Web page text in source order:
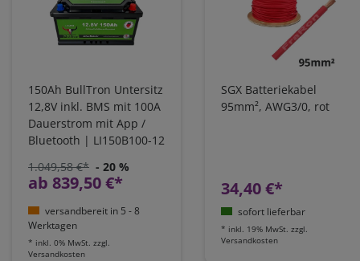
150Ah BullTron Untersitz
12,8V inkl. BMS mit 100A
Dauerstrom mit App /
Bluetooth | LI150B100-12
1.049,58 €* - 20 %
ab 839,50 €*
versandbereit in 5 - 8
Werktagen
* inkl. 0% MwSt. zzgl.
Versandkosten
SGX Batteriekabel
95mm², AWG3/0, rot
34,40 €*
sofort lieferbar
* inkl. 19% MwSt. zzgl.
Versandkosten